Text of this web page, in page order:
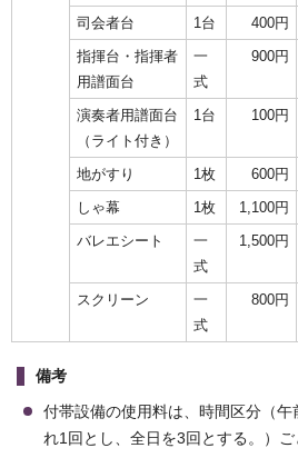
司会者台 1台 400円
指揮台・指揮者
用譜面台
一
式
900円
演奏者用譜面台
（ライト付き）
1台 100円
地がすり 1枚 600円
しゃ幕
1枚 1,100円
バレエシート
一
式
1,500円
スクリーン
一
式
800円
備考
付帯設備の使用料は、時間区分（
れ1回とし、全日を3回とする。）ご